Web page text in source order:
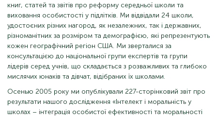
книг, статей та звітів про реформу середньої школи та
виховання особистості у підлітків. Ми відвідали 24 школи,
удостоєних різних нагород, як незалежних, так і державних,
різноманітних за розміром та демографією, які репрезентують
кожен географічний регіон США. Ми зверталися за
консультацією до національної групи експертів та групи
лідерів серед учнів, що складається з розважливих та глибоко
мислячих юнаків та дівчат, відібраних їх школами.
Осенью 2005 року ми опублікували 227-сторінковий звіт про
результати нашого дослідження «Інтелект і моральність у
школах – інтеграція особистої ефективності та моральності